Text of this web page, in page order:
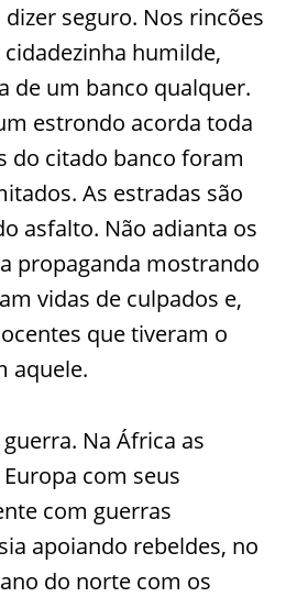
seguro. Nos rincões
humilde,
de um banco qualquer.
estrondo acorda toda
do citado banco foram
As estradas são
asfalto. Não adianta os
propaganda mostrando
vidas de culpados e,
que tiveram o
aquele.
Na África as
com seus
com guerras
apoiando rebeldes, no
do norte com os